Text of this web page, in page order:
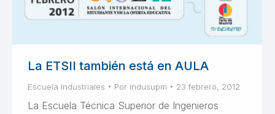
La ETSII también está en AULA
Escuela Industriales Por indusupm 23 febrero, 2012
La Escuela Técnica Superior de Ingenieros